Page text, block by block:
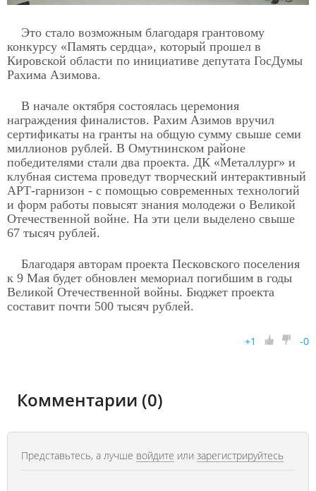
Это стало возможным благодаря грантовому
конкурсу «Память сердца», который прошел в
Кировской области по инициативе депутата ГосДумы
Рахима Азимова.
В начале октября состоялась церемония
награждения финалистов. Рахим Азимов вручил
сертификаты на гранты на общую сумму свыше семи
миллионов рублей. В Омутнинском районе
победителями стали два проекта. ДК «Металлург» и
клубная система проведут творческий интерактивный
АРТ-гарнизон - с помощью современных технологий
и форм работы повысят знания молодежи о Великой
Отечественной войне. На эти цели выделено свыше
67 тысяч рублей.
Благодаря авторам проекта Песковского поселения
к 9 Мая будет обновлен мемориал погибшим в годы
Великой Отечественной войны. Бюджет проекта
составит почти 500 тысяч рублей.
+1 -0
Комментарии (0)
Представьтесь, а лучше войдите или зарегистрируйтесь